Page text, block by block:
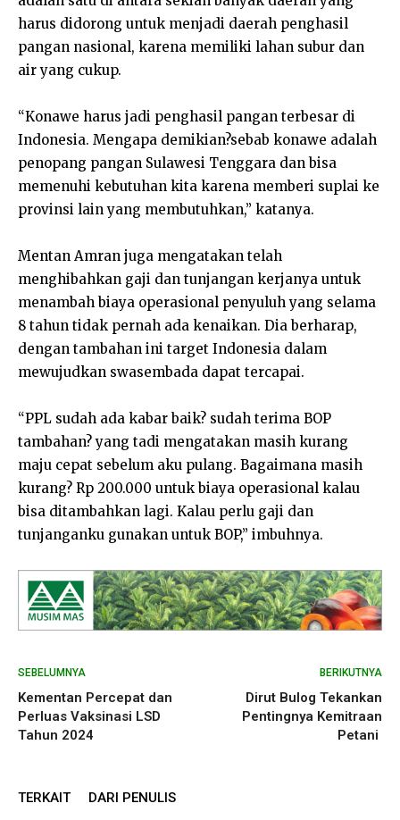
harus didorong untuk menjadi daerah penghasil
pangan nasional, karena memiliki lahan subur dan
air yang cukup.
“Konawe harus jadi penghasil pangan terbesar di
Indonesia. Mengapa demikian?sebab konawe adalah
penopang pangan Sulawesi Tenggara dan bisa
memenuhi kebutuhan kita karena memberi suplai ke
provinsi lain yang membutuhkan,” katanya.
Mentan Amran juga mengatakan telah
menghibahkan gaji dan tunjangan kerjanya untuk
menambah biaya operasional penyuluh yang selama
8 tahun tidak pernah ada kenaikan. Dia berharap,
dengan tambahan ini target Indonesia dalam
mewujudkan swasembada dapat tercapai.
“PPL sudah ada kabar baik? sudah terima BOP
tambahan? yang tadi mengatakan masih kurang
maju cepat sebelum aku pulang. Bagaimana masih
kurang? Rp 200.000 untuk biaya operasional kalau
bisa ditambahkan lagi. Kalau perlu gaji dan
tunjanganku gunakan untuk BOP,” imbuhnya.
SEBELUMNYA
Kementan Percepat dan
Perluas Vaksinasi LSD
Tahun 2024
BERIKUTNYA
Dirut Bulog Tekankan
Pentingnya Kemitraan
Petani
TERKAIT DARI PENULIS